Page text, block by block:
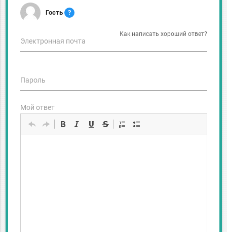
Гость ?
Как написать хороший ответ?
Электронная почта
Пароль
Мой ответ